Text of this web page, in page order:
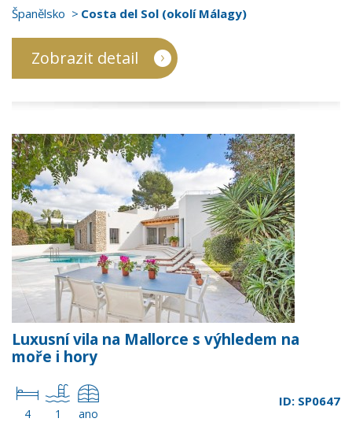
Španělsko Costa del Sol (okolí Málagy)
Zobrazit detail
Luxusní vila na Mallorce s výhledem na
moře i hory
4 1 ano
ID: SP0647